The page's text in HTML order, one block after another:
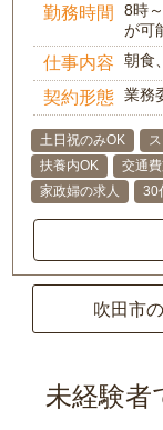
勤務時間
8時
が可
仕事内容 朝食
契約形態 業務
土日祝のみOK
扶養内OK
交通
家政婦の求人
30
吹田市
未経験者